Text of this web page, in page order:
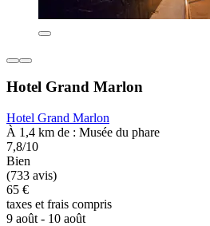
Hotel Grand Marlon
Hotel Grand Marlon
À 1,4 km de : Musée du phare
7,8/10
Bien
(733 avis)
65 €
taxes et frais compris
9 août - 10 août